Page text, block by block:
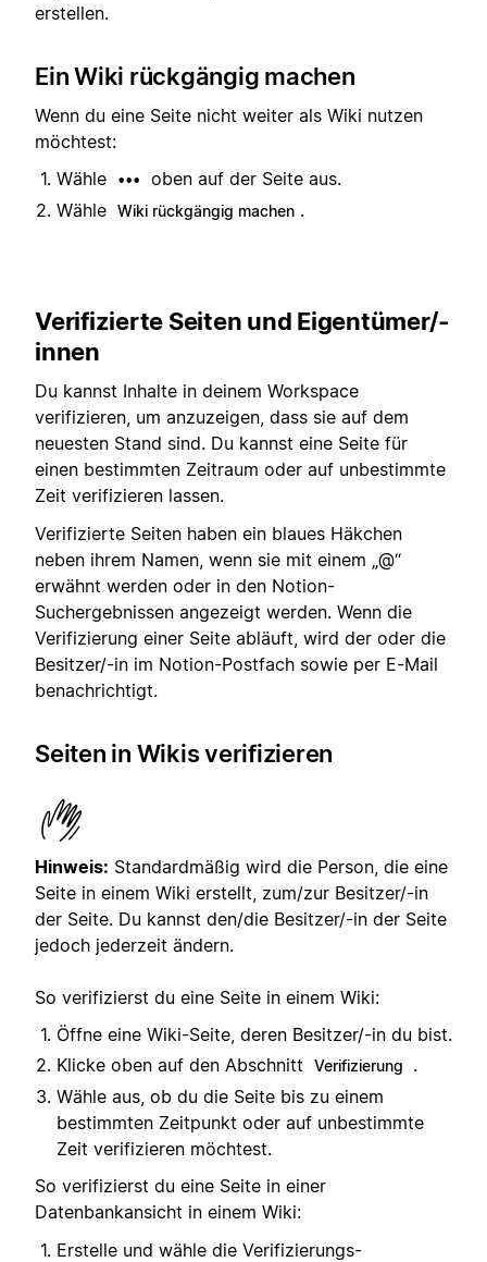
erstellen.
Ein Wiki rückgängig machen
Wenn du eine Seite nicht weiter als Wiki nutzen
möchtest:
Wähle
•••
oben auf der Seite aus.
Wähle Wiki rückgängig machen .
Verifizierte Seiten und Eigentümer/-
innen
Du kannst Inhalte in deinem Workspace
verifizieren, um anzuzeigen, dass sie auf dem
neuesten Stand sind. Du kannst eine Seite für
einen bestimmten Zeitraum oder auf unbestimmte
Zeit verifizieren lassen.
Verifizierte Seiten haben ein blaues Häkchen
neben ihrem Namen, wenn sie mit einem „@“
erwähnt werden oder in den Notion-
Suchergebnissen angezeigt werden. Wenn die
Verifizierung einer Seite abläuft, wird der oder die
Besitzer/-in im Notion-Postfach sowie per E-Mail
benachrichtigt.
Seiten in Wikis verifizieren
Hinweis: Standardmäßig wird die Person, die eine
Seite in einem Wiki erstellt, zum/zur Besitzer/-in
der Seite. Du kannst den/die Besitzer/-in der Seite
jedoch jederzeit ändern.
So verifizierst du eine Seite in einem Wiki:
Öffne eine Wiki-Seite, deren Besitzer/-in du bist.
Klicke oben auf den Abschnitt
Verifizierung
.
Wähle aus, ob du die Seite bis zu einem
bestimmten Zeitpunkt oder auf unbestimmte
Zeit verifizieren möchtest.
So verifizierst du eine Seite in einer
Datenbankansicht in einem Wiki:
Erstelle und wähle die Verifizierungs-